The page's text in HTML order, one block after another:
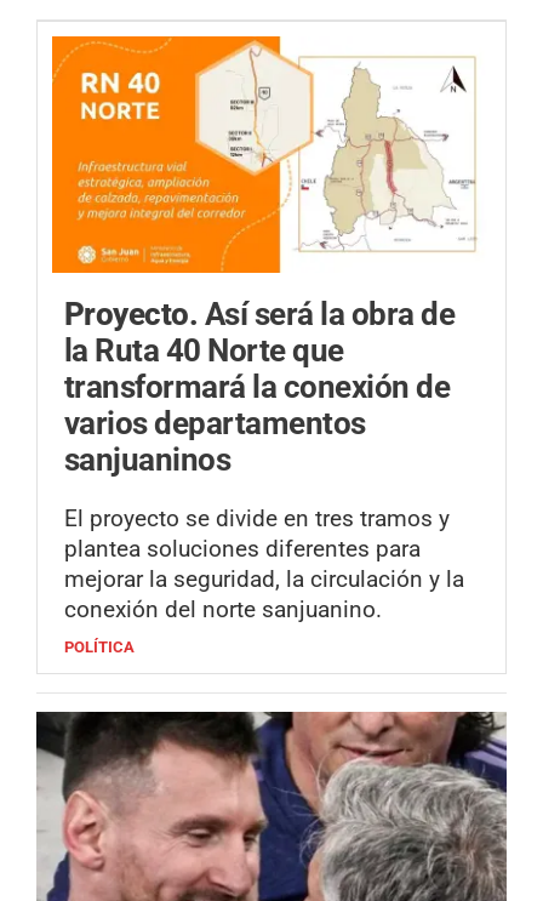
Proyecto. Así será la obra de
la Ruta 40 Norte que
transformará la conexión de
varios departamentos
sanjuaninos
El proyecto se divide en tres tramos y
plantea soluciones diferentes para
mejorar la seguridad, la circulación y la
conexión del norte sanjuanino.
POLÍTICA